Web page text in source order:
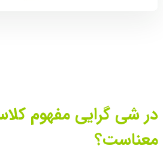
در شی گرایی مفهوم
معناست؟